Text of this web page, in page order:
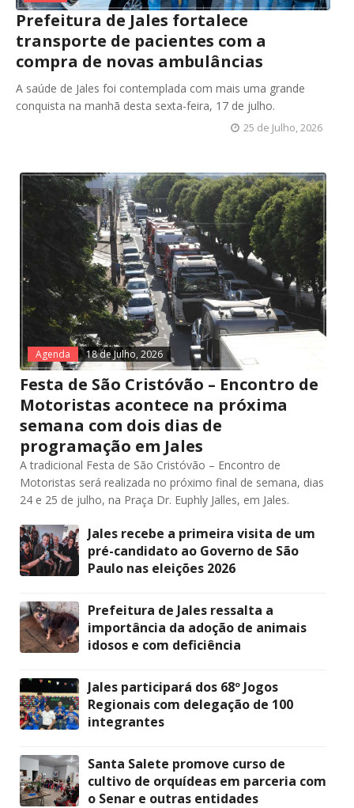
Prefeitura de Jales fortalece
transporte de pacientes com a
compra de novas ambulâncias
A saúde de Jales foi contemplada com mais uma grande
conquista na manhã desta sexta-feira, 17 de julho.
25 de Julho, 2026
Agenda 18 de Julho, 2026
Festa de São Cristóvão – Encontro de
Motoristas acontece na próxima
semana com dois dias de
programação em Jales
A tradicional Festa de São Cristóvão – Encontro de
Motoristas será realizada no próximo final de semana, dias
24 e 25 de julho, na Praça Dr. Euphly Jalles, em Jales.
Jales recebe a primeira visita de um
pré-candidato ao Governo de São
Paulo nas eleições 2026
Prefeitura de Jales ressalta a
importância da adoção de animais
idosos e com deficiência
Jales participará dos 68º Jogos
Regionais com delegação de 100
integrantes
Santa Salete promove curso de
cultivo de orquídeas em parceria com
o Senar e outras entidades